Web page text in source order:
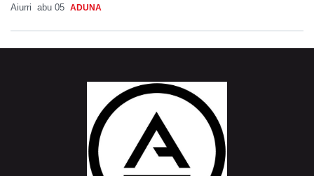
Aiurri abu 05 ADUNA